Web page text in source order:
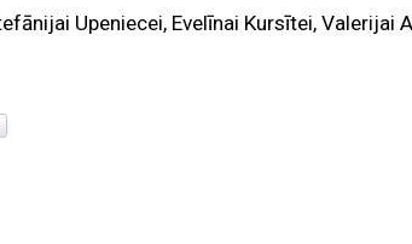
Upeniecei, Evelīnai Kursītei, Valerijai